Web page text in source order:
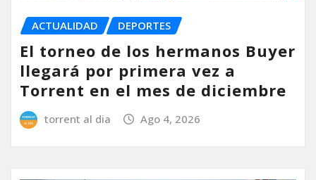
ACTUALIDAD DEPORTES
El torneo de los hermanos Buyer
llegará por primera vez a
Torrent en el mes de diciembre
torrent al dia Ago 4, 2026